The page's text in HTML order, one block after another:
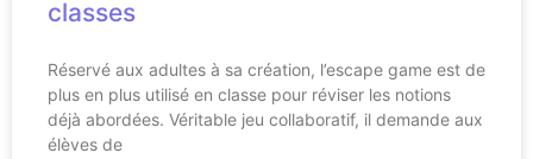
classes
Réservé aux adultes à sa création, l’escape game est de
plus en plus utilisé en classe pour réviser les notions
déjà abordées. Véritable jeu collaboratif, il demande aux
élèves de